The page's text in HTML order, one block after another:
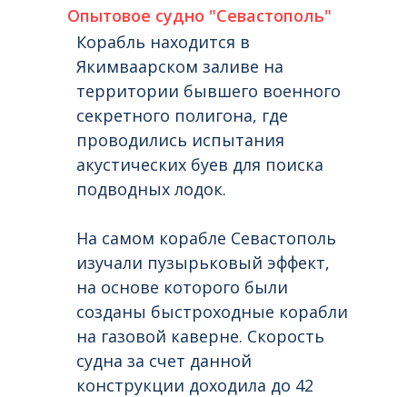
Опытовое судно "Севастополь"
Корабль находится в
Якимваарском заливе на
территории бывшего военного
секретного полигона, где
проводились испытания
акустических буев для поиска
подводных лодок.
На самом корабле Севастополь
изучали пузырьковый эффект,
на основе которого были
созданы быстроходные корабли
на газовой каверне. Скорость
судна за счет данной
конструкции доходила до 42